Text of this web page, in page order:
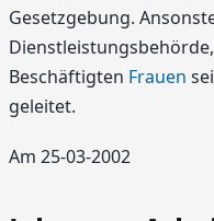
Gesetzgebung.
Beschäftigten Frauen
geleitet.
Am 25-03-2002